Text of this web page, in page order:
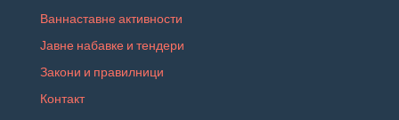
Ваннаставне активности
Јавне набавке и тендери
Закони и правилници
Контакт